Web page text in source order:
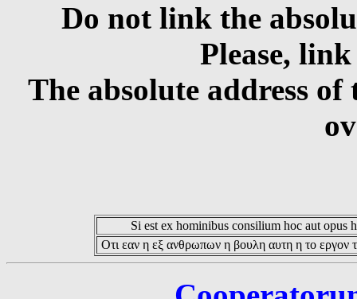
Do not link the
Please,
The absolute address
Si est ex hominibus consilium hoc aut opus
Οτι εαν η εξ ανθρωπων η βουλη αυτη η το εργον